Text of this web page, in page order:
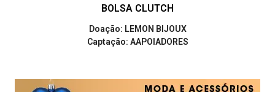
BOLSA CLUTCH
Doação: LEMON BIJOUX
Captação: AAPOIADORES